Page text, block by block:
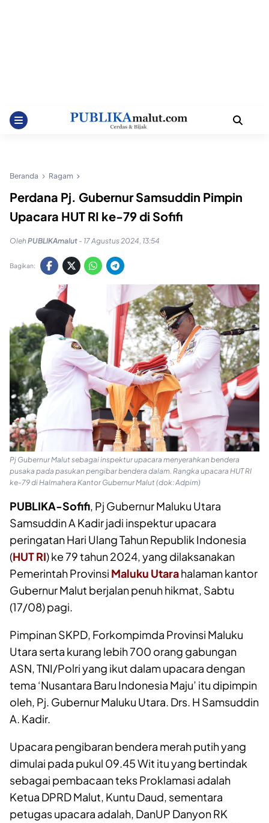
Beranda Ragam
Perdana Pj. Gubernur Samsuddin Pimpin
Upacara HUT RI ke-79 di Sofifi
OlehPUBLIKAmalut - 17 Agustus 2024, 13:54
Bagikan:
Pj Gubernur Malut sebagai inspektur upacara menyerahkan bendera
pusaka pada pasukan pengibar bendera dalam. Rangka upacara HUT RI
ke-79 di Halmahera Kantor Gubernur Malut (dok: Adpim)
PUBLIKA-Sofifi, Pj Gubernur Maluku Utara
Samsuddin A Kadir jadi inspektur upacara
peringatan Hari Ulang Tahun Republik Indonesia
(HUT RI) ke 79 tahun 2024, yang dilaksanakan
Pemerintah Provinsi Maluku Utarahalaman kantor
Gubernur Malut berjalan penuh hikmat, Sabtu
(17/08) pagi.
Pimpinan SKPD, Forkompimda Provinsi Maluku
Utara serta kurang lebih 700 orang gabungan
ASN, TNI/Polri yang ikut dalam upacara dengan
tema ‘Nusantara Baru Indonesia Maju’ itu dipimpin
oleh, Pj. Gubernur Maluku Utara. Drs. H Samsuddin
A. Kadir.
Upacara pengibaran bendera merah putih yang
dimulai pada pukul 09.45 Wit itu yang bertindak
sebagai pembacaan teks Proklamasi adalah
Ketua DPRD Malut, Kuntu Daud, sementara
petugas upacara adalah, DanUP Danyon RK